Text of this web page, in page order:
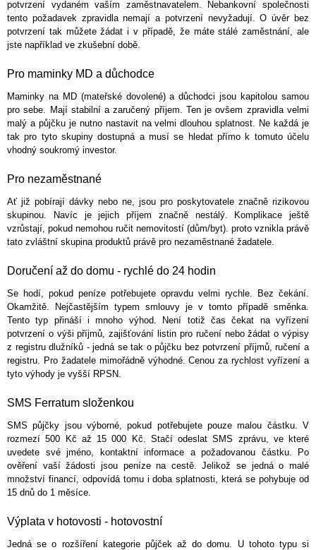
potvrzení vydaném vaším zaměstnavatelem. Nebankovní společnosti
tento požadavek zpravidla nemají a potvrzení nevyžadují. O úvěr bez
potvrzení tak můžete žádat i v případě, že máte stálé zaměstnání, ale
jste například ve zkušební době.
Pro maminky MD a důchodce
Maminky na MD (mateřské dovolené) a důchodci jsou kapitolou samou
pro sebe. Mají stabilní a zaručený příjem. Ten je ovšem zpravidla velmi
malý a půjčku je nutno nastavit na velmi dlouhou splatnost. Ne každá je
tak pro tyto skupiny dostupná a musí se hledat přímo k tomuto účelu
vhodný soukromý investor.
Pro nezaměstnané
Ať již pobírají dávky nebo ne, jsou pro poskytovatele značně rizikovou
skupinou. Navíc je jejich příjem značně nestálý. Komplikace ještě
vzrůstají, pokud nemohou ručit nemovitostí (dům/byt). proto vznikla právě
tato zvláštní skupina produktů právě pro nezaměstnané žadatele.
Doručení až do domu - rychlé do 24 hodin
Se hodí, pokud peníze potřebujete opravdu velmi rychle. Bez čekání.
Okamžitě. Nejčastějším typem smlouvy je v tomto případě směnka.
Tento typ přináší i mnoho výhod. Není totiž čas čekat na vyřízení
potvrzení o výši příjmů, zajišťování listin pro ručení nebo žádat o výpisy
z registru dlužníků - jedná se tak o půjčku bez potvrzení příjmů, ručení a
registru. Pro žadatele mimořádně výhodné. Cenou za rychlost vyřízení a
tyto výhody je vyšší RPSN.
SMS Ferratum složenkou
SMS půjčky jsou výborné, pokud potřebujete pouze malou částku. V
rozmezí 500 Kč až 15 000 Kč. Stačí odeslat SMS zprávu, ve které
uvedete své jméno, kontaktní informace a požadovanou částku. Po
ověření vaší žádosti jsou peníze na cestě. Jelikož se jedná o malé
množství financí, odpovídá tomu i doba splatnosti, která se pohybuje od
15 dnů do 1 měsíce.
Výplata v hotovosti - hotovostní
Jedná se o rozšíření kategorie půjček až do domu. U tohoto typu si